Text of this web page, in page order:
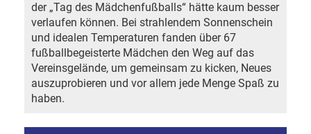
der „Tag des Mädchenfußballs“ hätte kaum besser
verlaufen können. Bei strahlendem Sonnenschein
und idealen Temperaturen fanden über 67
fußballbegeisterte Mädchen den Weg auf das
Vereinsgelände, um gemeinsam zu kicken, Neues
auszuprobieren und vor allem jede Menge Spaß zu
haben.